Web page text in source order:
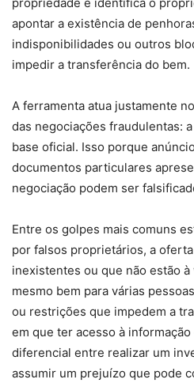
propriedade e identifica o
apontar a existência de
indisponibilidades ou outros
impedir a transferência do bem.
A ferramenta atua justamente
das negociações fraudulentas:
base oficial. Isso porque
documentos particulares
negociação podem ser
Entre os golpes mais comuns
por falsos proprietários, a
inexistentes ou que não estão à
mesmo bem para várias
ou restrições que impedem a
em que ter acesso à
diferencial entre realizar um
assumir um prejuízo que pode